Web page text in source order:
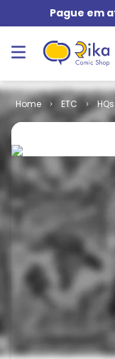
Pague em
ETC